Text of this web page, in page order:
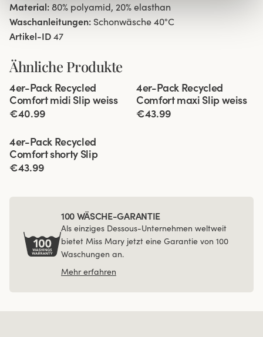
Material: 80% polyamid, 20% elasthan
Waschanleitungen: Schonwäsche 40°C
Artikel-ID 47
Ähnliche Produkte
4er-Pack Recycled
Comfort midi Slip weiss
€40.99
4er-Pack Recycled
Comfort maxi Slip weiss
€43.99
4er-Pack Recycled
Comfort shorty Slip
€43.99
100 WÄSCHE-GARANTIE
Als einziges Dessous-Unternehmen weltweit
bietet Miss Mary jetzt eine Garantie von 100
Waschungen an.
Mehr erfahren